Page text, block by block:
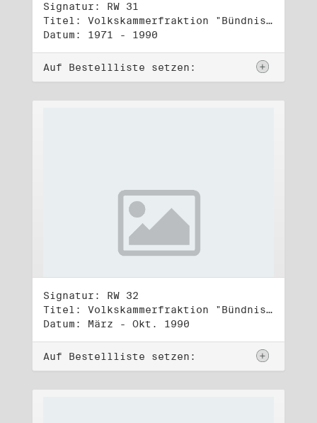
Signatur: RW 31
Titel: Volkskammerfraktion "Bündnis 90/Grüne" (3)
Datum: 1971 - 1990
Auf Bestellliste setzen:
Signatur: RW 32
Titel: Volkskammerfraktion "Bündnis 90/Grüne" (4)
Datum: März - Okt. 1990
Auf Bestellliste setzen: